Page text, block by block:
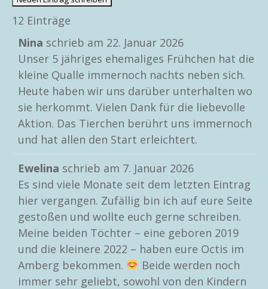
12 Einträge
Nina schrieb am 22. Januar 2026
Unser 5 jähriges ehemaliges Frühchen hat die
kleine Qualle immernoch nachts neben sich.
Heute haben wir uns darüber unterhalten wo
sie herkommt. Vielen Dank für die liebevolle
Aktion. Das Tierchen berührt uns immernoch
und hat allen den Start erleichtert.
Ewelina schrieb am 7. Januar 2026
Es sind viele Monate seit dem letzten Eintrag
hier vergangen. Zufällig bin ich auf eure Seite
gestoßen und wollte euch gerne schreiben.
Meine beiden Töchter – eine geboren 2019
und die kleinere 2022 – haben eure Octis im
Amberg bekommen.
Beide werden noch
immer sehr geliebt, sowohl von den Kindern